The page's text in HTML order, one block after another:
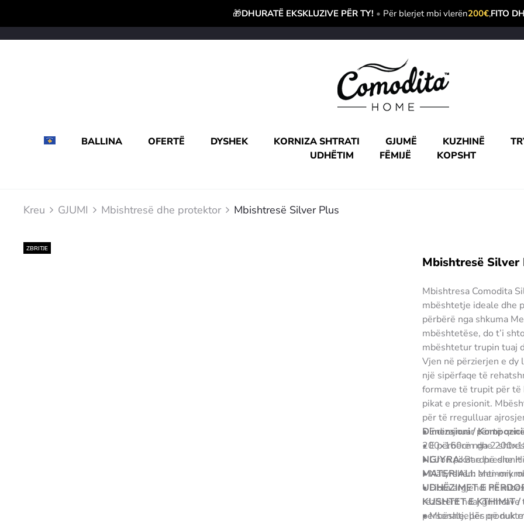
🎁DHURATË EKSKLUZIVE PËR TY! • Për blerjet mbi vlerën200€,FITO
BALLINA OFERTË DYSHEK KORNIZA SHTRATI GJUMË KUZHINË
UDHËTIM
FËMIJË KOPSHT
Kreu GJUMI Mbishtresë dhe protektor Mbishtresë Silver Plus
ZBRITJE
Mbishtresë Silver
Mbishtresa Comodita
mbështetje ideale dhe
përbërë nga shkuma
mbështetëse, do t’i
mbështetur trupin tuaj
Vjen në përzierjen e dy
një sipërfaqe të
formave të trupit për të
pikat e presionit.
për të rregulluar
•E dizajnuar për të
•E përbërë nga 2
•Liron pikat e
•Natyrshëm anti-
•Fibra argjendi në
rezistent ndaj
•Mbështjellës që nuk
Dimensioni /
200x160cm dhe
NGJYRA:Bardhë dhe
MATERIALI: Memory
UDHËZIMET E
KUSHTET E KTHIMIT
personale, për